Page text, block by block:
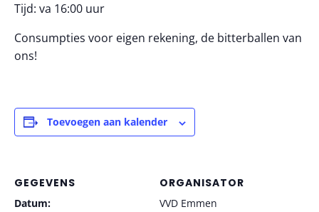
Tijd: va 16:00 uur
Consumpties voor eigen rekening, de bitterballen van
ons!
Toevoegen aan kalender
GEGEVENS
Datum:
ORGANISATOR
VVD Emmen